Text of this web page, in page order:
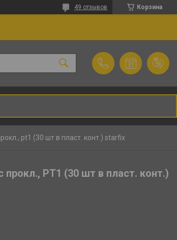
Корзина
49 отзывов
pt1 (30 шт в пласт. конт.) starfix
PT1 (30 шт в пласт. конт.)